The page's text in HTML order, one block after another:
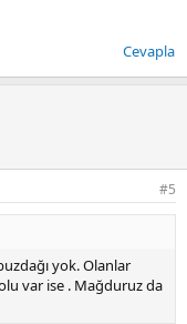
Cevapla
#5
yok. Olanlar
var ise . Mağduruz da